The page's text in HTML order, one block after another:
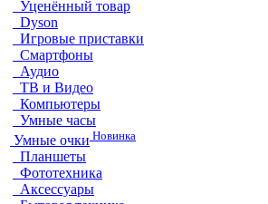
Уценённый товар
Dyson
Игровые приставки
Смартфоны
Аудио
ТВ и Видео
Компьютеры
Умные часы
Умные очки Новинка
Планшеты
Фототехника
Аксессуары